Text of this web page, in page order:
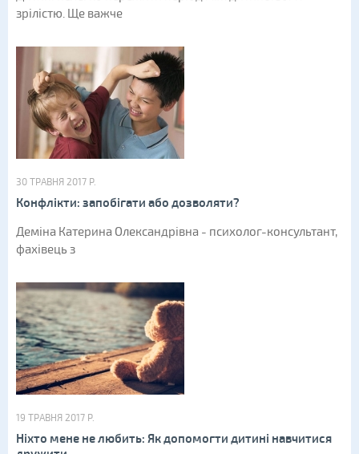
зрілістю. Ще важче
30 ТРАВНЯ 2017 Р.
Конфлікти: запобігати або дозволяти?
Деміна Катерина Олександрівна - психолог-консультант,
фахівець з
19 ТРАВНЯ 2017 Р.
Ніхто мене не любить: Як допомогти дитині навчитися